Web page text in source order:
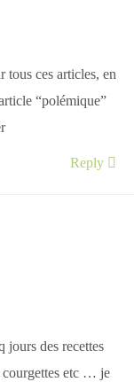
tous ces articles, en
“polémique”
Reply
des recettes
courgettes etc … je